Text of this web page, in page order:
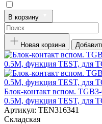
В корзину
Новая корзина
Блок-контакт вспом.
0.5M, функция TEST, для
Артикул: TEN316341
Складская